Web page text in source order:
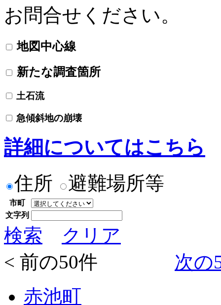
お問合せください。
地図中心線
新たな調査箇所
土石流
急傾斜地の崩壊
詳細についてはこちら
住所 避難場所等
市町
文字列
検索
クリア
< 前の50件
次の
赤池町